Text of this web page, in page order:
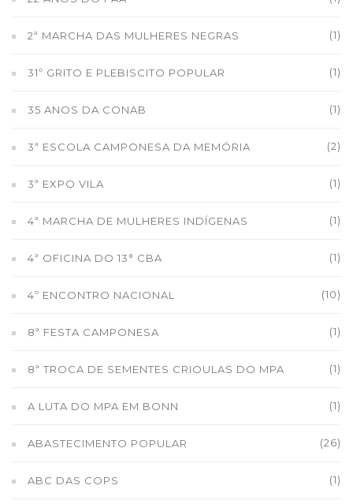
2ª MARCHA DAS MULHERES NEGRAS (1)
31º GRITO E PLEBISCITO POPULAR (1)
35 ANOS DA CONAB (1)
3ª ESCOLA CAMPONESA DA MEMÓRIA (2)
3ª EXPO VILA (1)
4ª MARCHA DE MULHERES INDÍGENAS (1)
4ª OFICINA DO 13° CBA (1)
4º ENCONTRO NACIONAL (10)
8ª FESTA CAMPONESA (1)
8ª TROCA DE SEMENTES CRIOULAS DO MPA (1)
A LUTA DO MPA EM BONN (1)
ABASTECIMENTO POPULAR (26)
ABC DAS COPS (1)